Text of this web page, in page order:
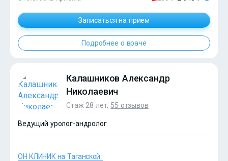
Записаться на прием
Подробнее о враче
Калашников Александр
Николаевич
Стаж 28 лет, 55 отзывов
Ведущий уролог-андролог
ОН КЛИНИК на Таганской